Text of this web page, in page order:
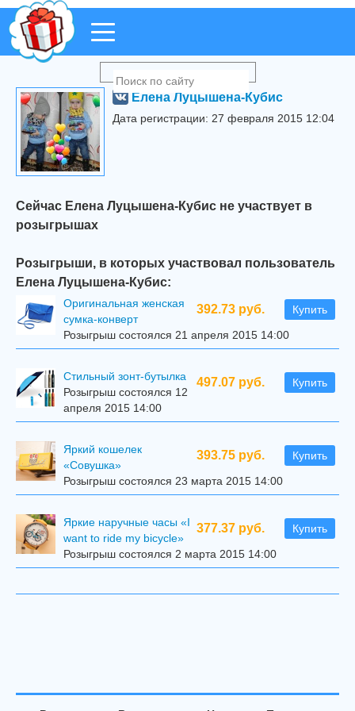
Елена Луцышена-Кубис
Дата регистрации: 27 февраля 2015 12:04
Сейчас Елена Луцышена-Кубис не участвует в
розыгрышах
Розыгрыши, в которых участвовал пользователь
Елена Луцышена-Кубис:
392.73 руб. Купить
Оригинальная женская
сумка-конверт
Розыгрыш состоялся 21 апреля 2015 14:00
497.07 руб. Купить
Стильный зонт-бутылка
Розыгрыш состоялся 12
апреля 2015 14:00
393.75 руб. Купить
Яркий кошелек
«Совушка»
Розыгрыш состоялся 23 марта 2015 14:00
377.37 руб. Купить
Яркие наручные часы «I
want to ride my bicycle»
Розыгрыш состоялся 2 марта 2015 14:00